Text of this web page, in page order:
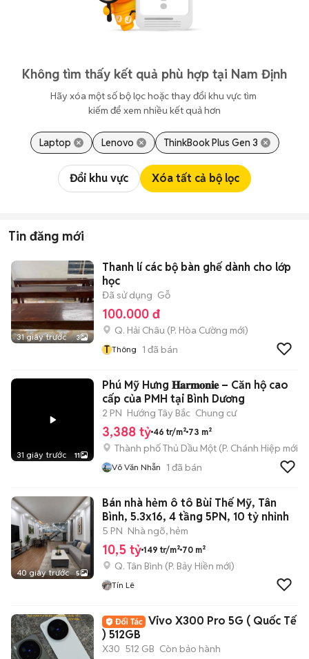
Không tìm thấy kết quả phù hợp tại Nam Định
Hãy xóa một số bộ lọc hoặc thay đổi khu vực tìm
kiếm để xem nhiều kết quả hơn
Laptop Lenovo ThinkBook Plus Gen 3
Đổi khu vực Xóa tất cả bộ lọc
Tin đăng mới
31 giây trước 3
Thanh lí các bộ bàn ghế dành cho lớp
học
Đã sử dụng Gỗ
100.000 đ
Q. Hải Châu (P. Hòa Cường mới)
T Thông 1 đã bán
31 giây trước 11
Phú Mỹ Hưng 𝐇𝐚𝐫𝐦𝐨𝐧𝐢𝐞 – Căn hộ cao
cấp của PMH tại Bình Dương
2 PN Hướng Tây Bắc Chung cư
3,388 tỷ 46 tr/m² 73 m²
Thành phố Thủ Dầu Một (P. Chánh Hiệp mới)
Võ Văn Nhẫn 1 đã bán
40 giây trước 5
Bán nhà hẻm ô tô Bùi Thế Mỹ, Tân
Bình, 5.3x16, 4 tầng 5PN, 10 tỷ nhỉnh
5 PN Nhà ngõ, hẻm
10,5 tỷ 149 tr/m² 70 m²
Q. Tân Bình (P. Bảy Hiền mới)
Tín Lê
Vivo X300 Pro 5G ( Quốc Tế
) 512GB
X30 512 GB Còn bảo hành